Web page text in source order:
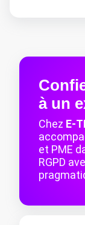
à un
Chez E-
et PME
RGPD